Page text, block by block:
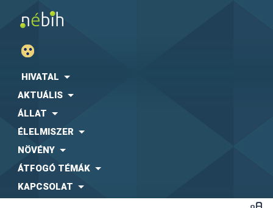
HIVATAL
AKTUÁLIS
ÁLLAT
ÉLELMISZER
NÖVÉNY
ÁTFOGÓ TÉMÁK
KAPCSOLAT